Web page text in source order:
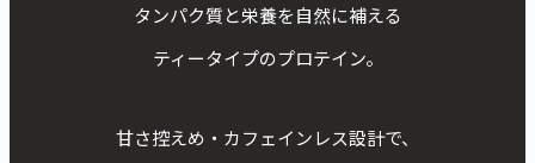
タンパク質と栄養を自然に補える
ティータイプのプロテイン。
甘さ控えめ・カフェインレス設計で、